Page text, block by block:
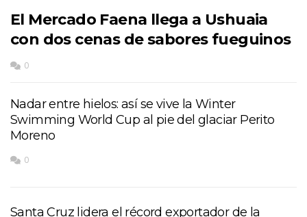
El Mercado Faena llega a Ushuaia
con dos cenas de sabores fueguinos
0
Nadar entre hielos: así se vive la Winter
Swimming World Cup al pie del glaciar Perito
Moreno
0
Santa Cruz lidera el récord exportador de la